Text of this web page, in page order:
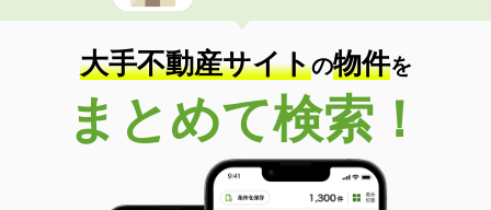
大手不動産サイトの物件を
まとめて検索！